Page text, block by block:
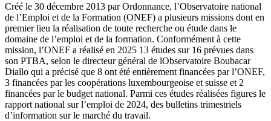
Créé le 30 décembre 2013 par Ordonnance, l’Observatoire national
de l’Emploi et de la Formation (ONEF) a plusieurs missions dont en
premier lieu la réalisation de toute recherche ou étude dans le
domaine de l’emploi et de la formation. Conformément à cette
mission, l’ONEF a réalisé en 2025 13 études sur 16 prévues dans
son PTBA, selon le directeur général de lObservatoire Boubacar
Diallo qui a précisé que 8 ont été entièrement financées par l’ONEF,
3 financées par les coopérations luxembourgeoise et suisse et 2
financées par le budget national. Parmi ces études réalisées figures le
rapport national sur l’emploi de 2024, des bulletins trimestriels
d’information sur le marché du travail.